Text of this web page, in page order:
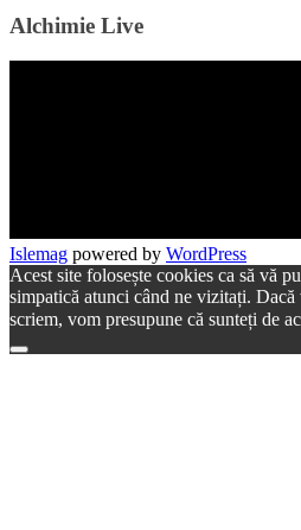
Alchimie Live
Islemag powered by WordPress
Acest site folosește cookies ca să vă
simpatică atunci când ne vizitați.
scriem, vom presupune că sunteți de